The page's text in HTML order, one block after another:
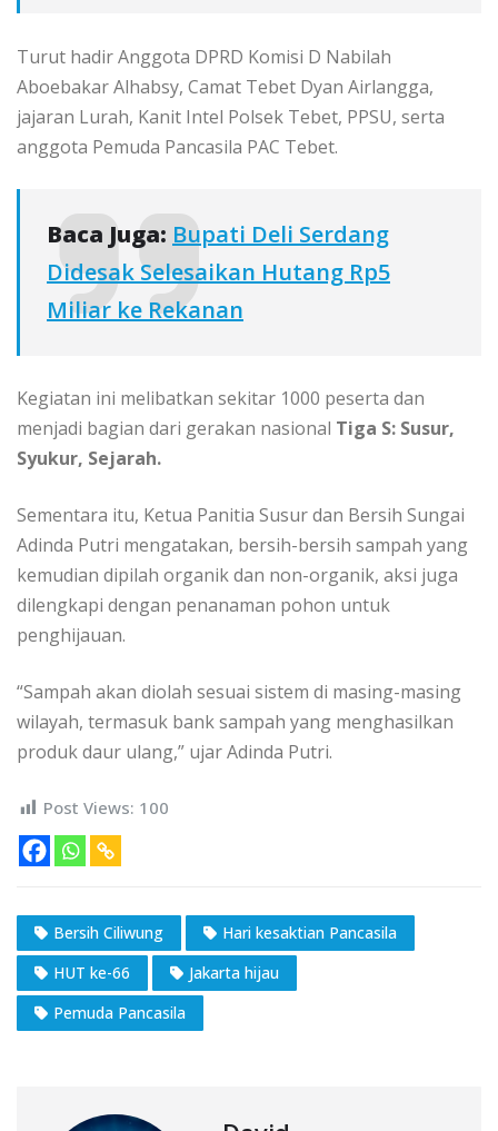
Turut hadir Anggota DPRD Komisi D Nabilah
Aboebakar Alhabsy, Camat Tebet Dyan Airlangga,
jajaran Lurah, Kanit Intel Polsek Tebet, PPSU, serta
anggota Pemuda Pancasila PAC Tebet.
Baca Juga: Bupati Deli Serdang
Didesak Selesaikan Hutang Rp5
Miliar ke Rekanan
Kegiatan ini melibatkan sekitar 1000 peserta dan
menjadi bagian dari gerakan nasional Tiga S: Susur,
Syukur, Sejarah.
Sementara itu, Ketua Panitia Susur dan Bersih Sungai
Adinda Putri mengatakan, bersih-bersih sampah yang
kemudian dipilah organik dan non-organik, aksi juga
dilengkapi dengan penanaman pohon untuk
penghijauan.
“Sampah akan diolah sesuai sistem di masing-masing
wilayah, termasuk bank sampah yang menghasilkan
produk daur ulang,” ujar Adinda Putri.
Post Views: 100
Bersih Ciliwung
Hari kesaktian Pancasila
HUT ke-66
Jakarta hijau
Pemuda Pancasila